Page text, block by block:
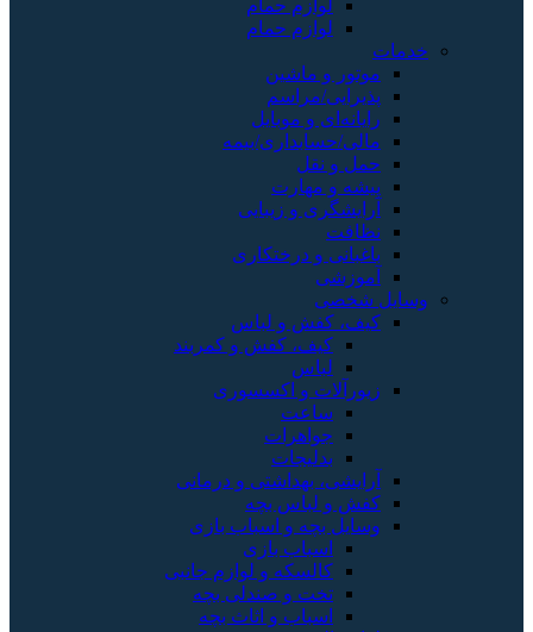
لوازم حمام
لوازم حمام
خدمات
موتور و ماشین
پذیرایی/مراسم
رایانه‌ای و موبایل
مالی/حسابداری/بیمه
حمل و نقل
پیشه و مهارت
آرایشگری و زیبایی
نظافت
باغبانی و درختکاری
آموزشی
وسایل شخصی
کیف، کفش و لباس
کیف، کفش و کمربند
لباس
زیورآلات و اکسسوری
ساعت
جواهرات
بدلیجات
آرایشی، بهداشتی و درمانی
کفش و لباس بچه
وسایل بچه و اسباب بازی
اسباب بازی
کالسکه و لوازم جانبی
تخت و صندلی بچه
اسباب و اثاث بچه